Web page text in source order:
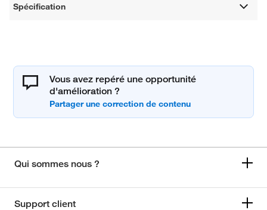
Spécification
Vous avez repéré une opportunité
d'amélioration ?
Qui sommes nous ?
Support client